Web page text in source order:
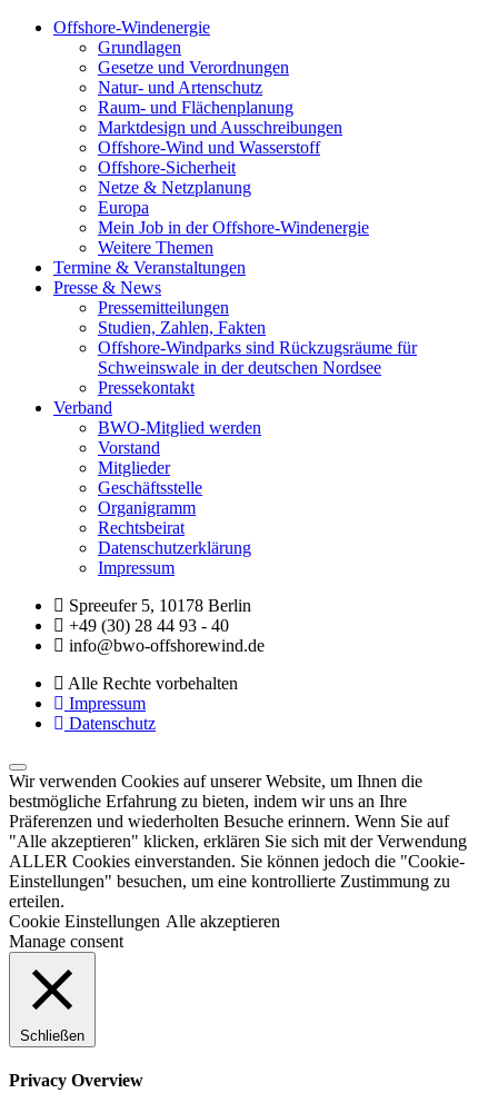
Offshore-Windenergie
Grundlagen
Gesetze und Verordnungen
Natur- und Artenschutz
Raum- und Flächenplanung
Marktdesign und Ausschreibungen
Offshore-Wind und Wasserstoff
Offshore-Sicherheit
Netze & Netzplanung
Europa
Mein Job in der Offshore-Windenergie
Weitere Themen
Termine & Veranstaltungen
Presse & News
Pressemitteilungen
Studien, Zahlen, Fakten
Offshore-Windparks sind Rückzugsräume für
Schweinswale in der deutschen Nordsee
Pressekontakt
Verband
BWO-Mitglied werden
Vorstand
Mitglieder
Geschäftsstelle
Organigramm
Rechtsbeirat
Datenschutzerklärung
Impressum
Spreeufer 5, 10178 Berlin
+49 (30) 28 44 93 - 40
info@bwo-offshorewind.de
Alle Rechte vorbehalten
Impressum
Datenschutz
Wir verwenden Cookies auf unserer Website, um Ihnen die
bestmögliche Erfahrung zu bieten, indem wir uns an Ihre
Präferenzen und wiederholten Besuche erinnern. Wenn Sie auf
"Alle akzeptieren" klicken, erklären Sie sich mit der Verwendung
ALLER Cookies einverstanden. Sie können jedoch die "Cookie-
Einstellungen" besuchen, um eine kontrollierte Zustimmung zu
erteilen.
Cookie Einstellungen Alle akzeptieren
Manage consent
Schließen
Privacy Overview